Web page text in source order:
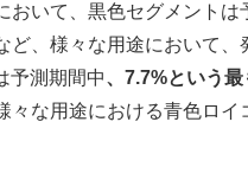
おいて、黒色セグメント
ど、様々な用途において
予測期間中、7.7%という
々な用途における青色ロ